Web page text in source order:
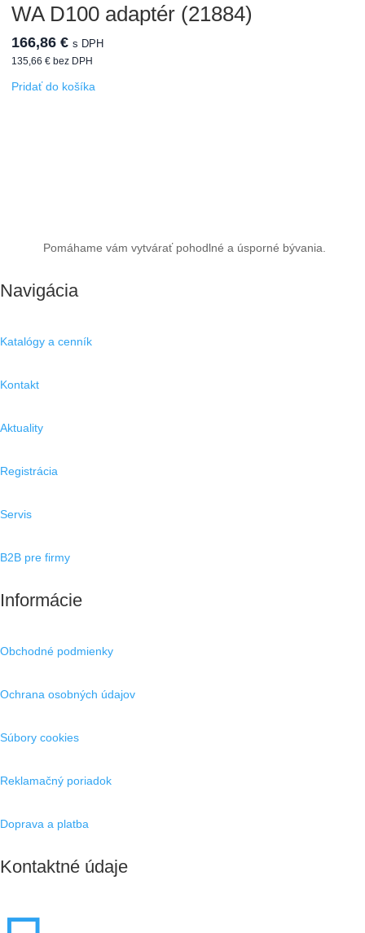
WA D100 adaptér (21884)
166,86 € s DPH
135,66 € bez DPH
Pridať do košíka
Pomáhame vám vytvárať pohodlné a úsporné bývania.
Navigácia
Katalógy a cenník
Kontakt
Aktuality
Registrácia
Servis
B2B pre firmy
Informácie
Obchodné podmienky
Ochrana osobných údajov
Súbory cookies
Reklamačný poriadok
Doprava a platba
Kontaktné údaje